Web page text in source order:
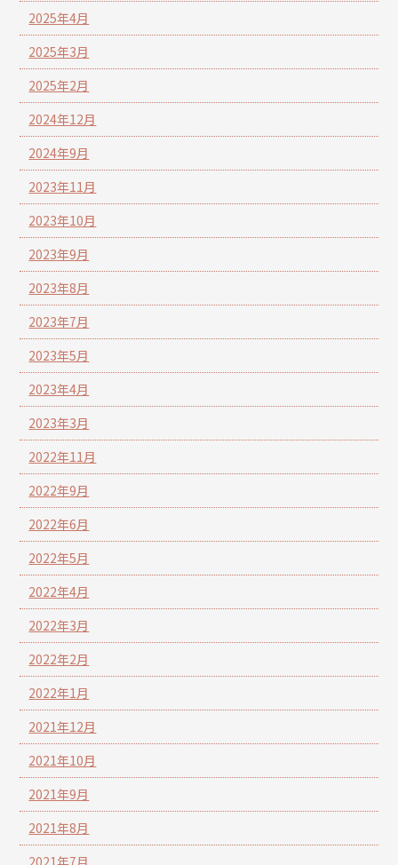
2025年4月
2025年3月
2025年2月
2024年12月
2024年9月
2023年11月
2023年10月
2023年9月
2023年8月
2023年7月
2023年5月
2023年4月
2023年3月
2022年11月
2022年9月
2022年6月
2022年5月
2022年4月
2022年3月
2022年2月
2022年1月
2021年12月
2021年10月
2021年9月
2021年8月